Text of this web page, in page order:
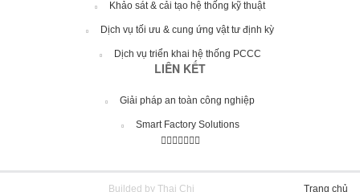
Khảo sát & cải tạo hệ thống kỹ thuật
Dịch vụ tối ưu & cung ứng vật tư định kỳ
Dịch vụ triển khai hệ thống PCCC
LIÊN KẾT
Giải pháp an toàn công nghiệp
Smart Factory Solutions
Trang chủ
Builded by Thai Chi